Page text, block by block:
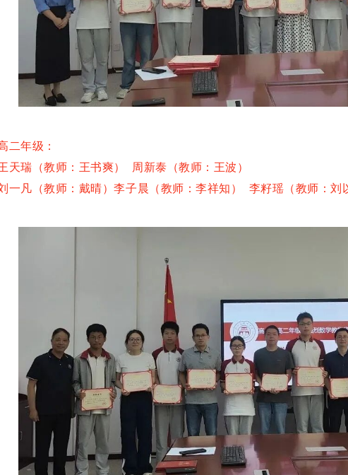
二年级：
天瑞（教师：王书爽） 周新泰（教师：王波）
一凡（教师：戴晴）李子晨（教师：李祥知） 李籽瑶（教师：刘